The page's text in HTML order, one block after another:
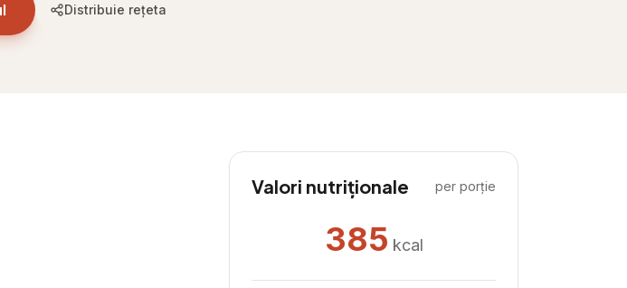
Distribuie rețeta
Valori nutriționale per porție
385 kcal